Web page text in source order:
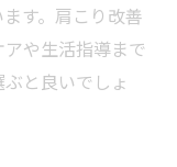
す。肩こり改善
や生活指導まで
と良いでしょ